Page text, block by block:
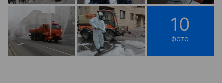
10
фото